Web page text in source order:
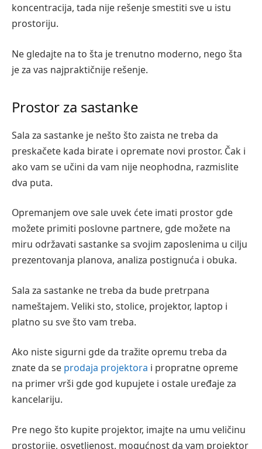
koncentracija, tada nije rešenje smestiti sve u istu
prostoriju.
Ne gledajte na to šta je trenutno moderno, nego šta
je za vas najpraktičnije rešenje.
Prostor za sastanke
Sala za sastanke je nešto što zaista ne treba da
preskačete kada birate i opremate novi prostor. Čak i
ako vam se učini da vam nije neophodna, razmislite
dva puta.
Opremanjem ove sale uvek ćete imati prostor gde
možete primiti poslovne partnere, gde možete na
miru održavati sastanke sa svojim zaposlenima u cilju
prezentovanja planova, analiza postignuća i obuka.
Sala za sastanke ne treba da bude pretrpana
nameštajem. Veliki sto, stolice, projektor, laptop i
platno su sve što vam treba.
Ako niste sigurni gde da tražite opremu treba da
znate da se prodaja projektora i propratne opreme
na primer vrši gde god kupujete i ostale uređaje za
kancelariju.
Pre nego što kupite projektor, imajte na umu veličinu
prostorije, osvetljenost, mogućnost da vam projektor